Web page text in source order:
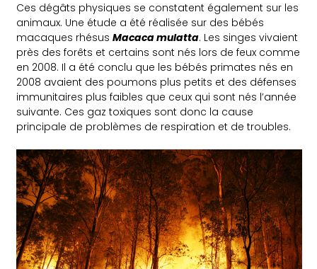
Ces dégâts physiques se constatent également sur les
animaux. Une étude a été réalisée sur des bébés
macaques rhésusMacaca mulatta. Les singes vivaient
près des forêts et certains sont nés lors de feux comme
en 2008. Il a été conclu que les bébés primates nés en
2008 avaient des poumons plus petits et des défenses
immunitaires plus faibles que ceux qui sont nés l’année
suivante. Ces gaz toxiques sont donc la cause
principale de problèmes de respiration et de troubles.